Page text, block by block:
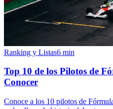
Ranking y Listas6 min
Top 10 de los Pilotos de
Conocer
Conoce a los 10 pilotos de